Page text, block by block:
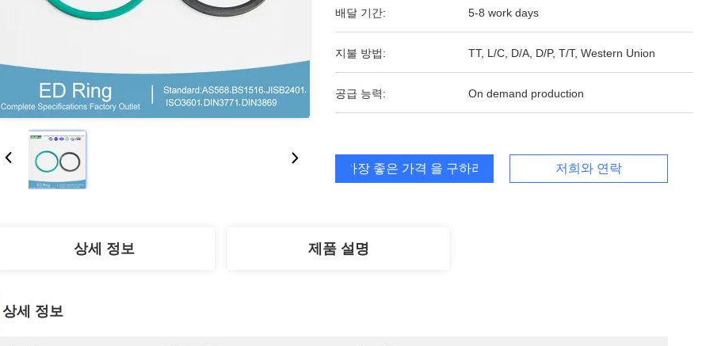
배달 기간: 5-8 work days
지불 방법: TT, L/C, D/A, D/P, T/T, Western Union
공급 능력: On demand production
가장 좋은 가격 을 구하라 저희와 연락
상세 정보 제품 설명
상세 정보